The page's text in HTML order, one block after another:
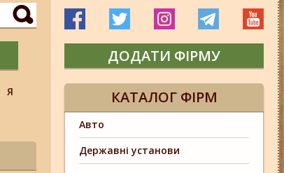
Я
ДОДАТИ ФІРМУ
КАТАЛОГ ФІРМ
Авто
Державні установи